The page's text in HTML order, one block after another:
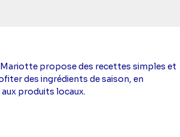
Mariotte propose des recettes simples et
des ingrédients de saison, en
produits locaux.